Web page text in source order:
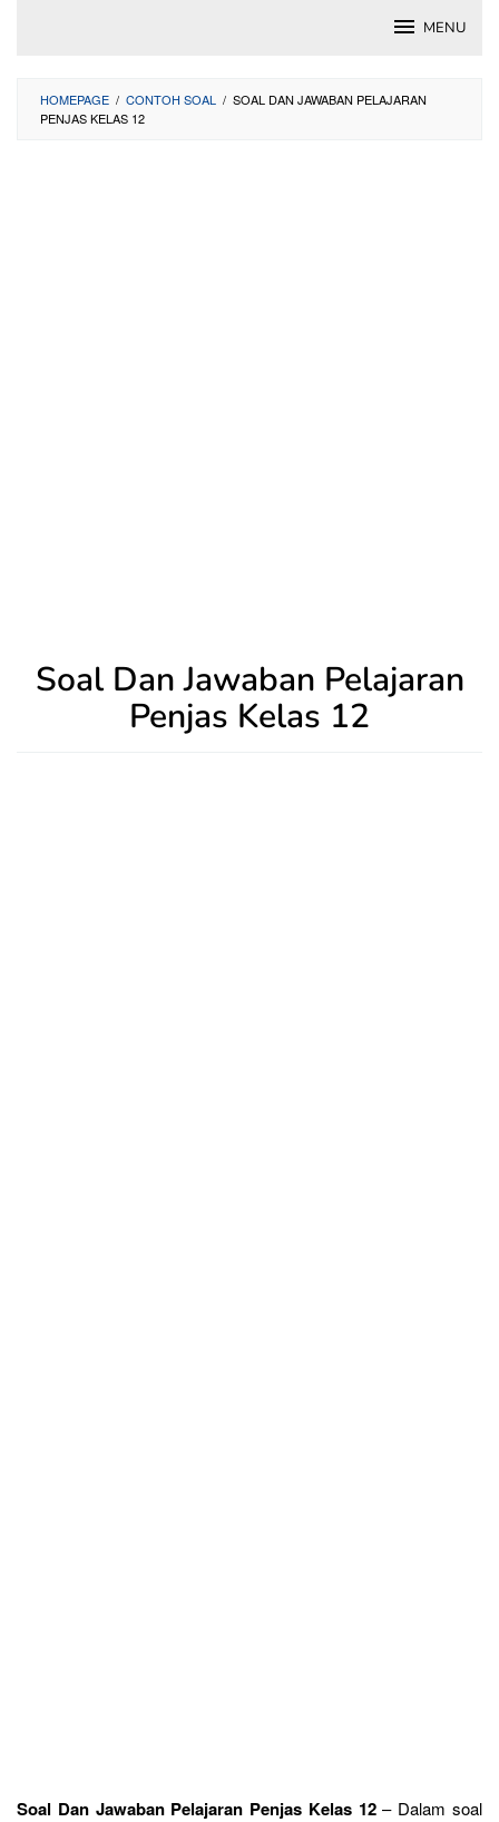
MENU
HOMEPAGE / CONTOH SOAL / SOAL DAN JAWABAN PELAJARAN
PENJAS KELAS 12
Soal Dan Jawaban Pelajaran
Penjas Kelas 12
Soal Dan Jawaban Pelajaran Penjas Kelas 12– Dalam soal